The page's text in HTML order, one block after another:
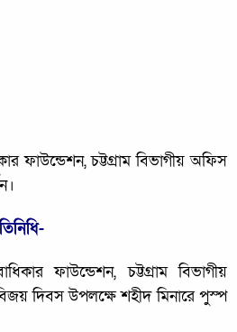
ফাউন্ডেশন, চট্টগ্রাম বিভাগীয় অফিস
ফাউন্ডেশন, চট্টগ্রাম বিভাগীয়
দিবস উপলক্ষে শহীদ মিনারে পুস্প